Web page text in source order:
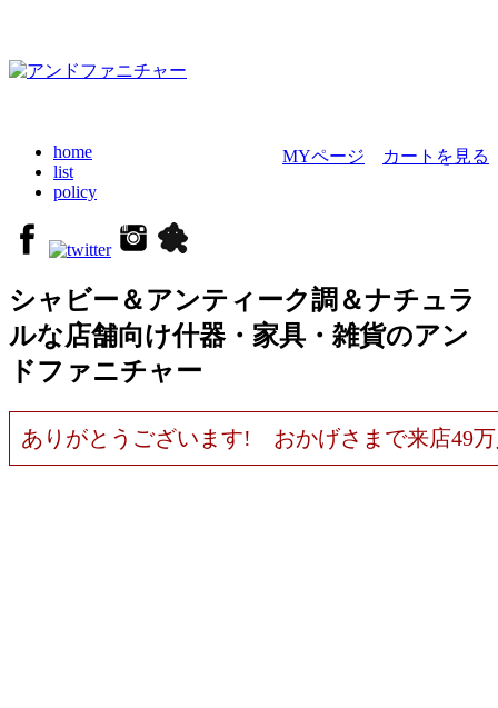
MYページ カートを見る
home
list
policy
シャビー＆アンティーク調＆ナチュラ
ルな店舗向け什器・家具・雑貨のアン
ドファニチャー
ありがとうございます! おかげさまで来店49